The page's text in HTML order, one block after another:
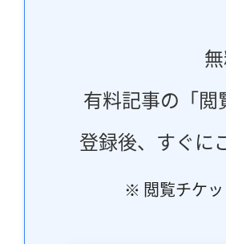
有料記事の「
登録後、すぐに
※ 閲覧チケ